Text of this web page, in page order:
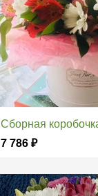
Сборная коробочка из кустовых
7 786₽